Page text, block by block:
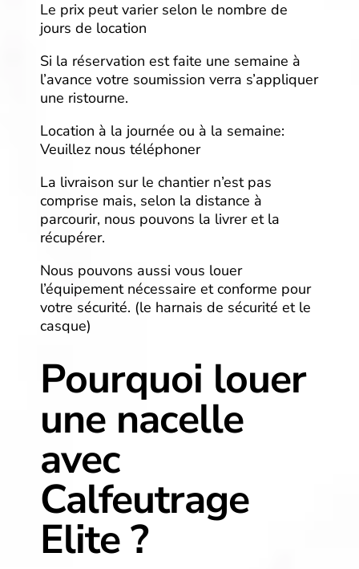
Le prix peut varier selon le nombre de
jours de location
Si la réservation est faite une semaine à
l’avance votre soumission verra s’appliquer
une ristourne.
Location à la journée ou à la semaine:
Veuillez nous téléphoner
La livraison sur le chantier n’est pas
comprise mais, selon la distance à
parcourir, nous pouvons la livrer et la
récupérer.
Nous pouvons aussi vous louer
l’équipement nécessaire et conforme pour
votre sécurité. (le harnais de sécurité et le
casque)
Pourquoi louer
une nacelle
avec
Calfeutrage
Elite ?